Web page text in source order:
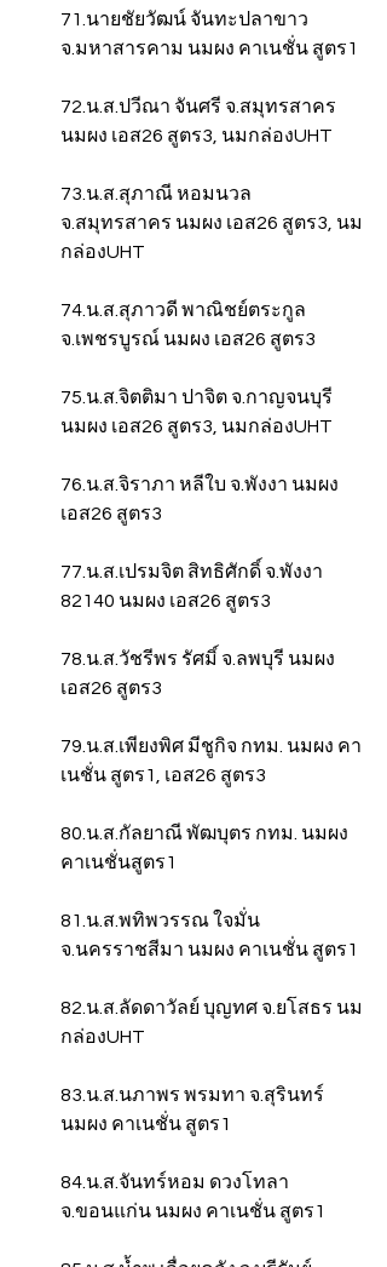
71.นายชัยวัฒน์ จันทะปลาขาว
จ.มหาสารคาม นมผง คาเนชั่น สูตร1
72.น.ส.ปวีณา จันศรี จ.สมุทรสาคร
นมผง เอส26 สูตร3, นมกล่องUHT
73.น.ส.สุภาณี หอมนวล
จ.สมุทรสาคร นมผง เอส26 สูตร3, นม
กล่องUHT
74.น.ส.สุภาวดี พาณิชย์ตระกูล
จ.เพชรบูรณ์ นมผง เอส26 สูตร3
75.น.ส.จิตติมา ปาจิต จ.กาญจนบุรี
นมผง เอส26 สูตร3, นมกล่องUHT
76.น.ส.จิราภา หลีใบ จ.พังงา นมผง
เอส26 สูตร3
77.น.ส.เปรมจิต สิทธิศักดิ์ จ.พังงา
82140 นมผง เอส26 สูตร3
78.น.ส.วัชรีพร รัศมิ์ จ.ลพบุรี นมผง
เอส26 สูตร3
79.น.ส.เพียงพิศ มีชูกิจ กทม. นมผง คา
เนชั่น สูตร1, เอส26 สูตร3
80.น.ส.กัลยาณี พัฒบุตร กทม. นมผง
คาเนชั่นสูตร1
81.น.ส.พทิพวรรณ ใจมั่น
จ.นครราชสีมา นมผง คาเนชั่น สูตร1
82.น.ส.ลัดดาวัลย์ บุญทศ จ.ยโสธร นม
กล่องUHT
83.น.ส.นภาพร พรมทา จ.สุรินทร์
นมผง คาเนชั่น สูตร1
84.น.ส.จันทร์หอม ดวงโทลา
จ.ขอนแก่น นมผง คาเนชั่น สูตร1